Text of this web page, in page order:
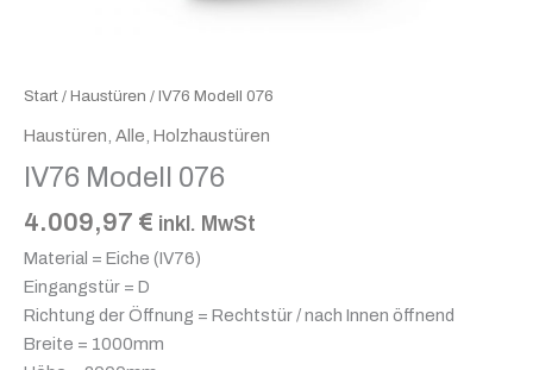
Start / Haustüren / IV76 Modell 076
Haustüren Alle Holzhaustüren
IV76 Modell 076
4.009,97 € inkl. MwSt
Material = Eiche (IV76)
Eingangstür = D
Richtung der Öffnung = Rechtstür / nach Innen öffnend
Breite = 1000mm